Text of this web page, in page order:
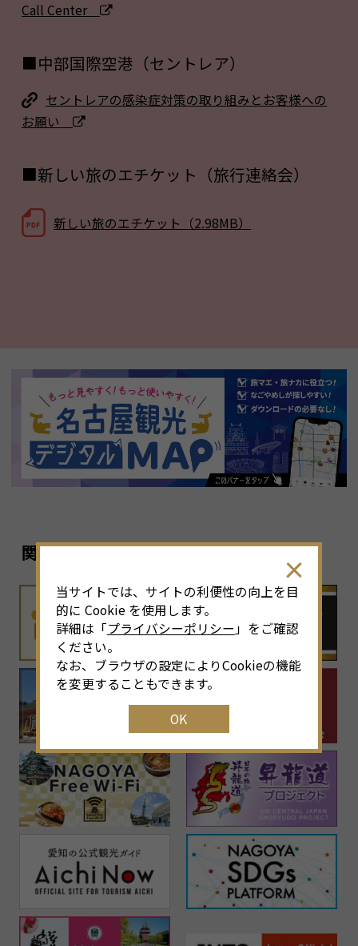
Call Center
■中部国際空港（セントレア）
セントレアの感染症対策の取り組みとお客様への
お願い
■新しい旅のエチケット（旅行連絡会）
新しい旅のエチケット（2.98MB）
関連リンク
当サイトでは、サイトの利便性の向上を目
的に Cookie を使用します。
詳細は「プライバシーポリシー 」をご確認
ください。
なお、ブラウザの設定によりCookieの機能
を変更することもできます。
OK